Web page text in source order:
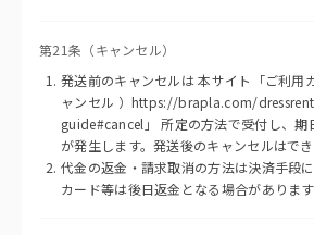
第21条（キャンセル）
発送前のキャンセルは 本サイト「ご利用
ャンセル ）https://brapla.com/
guide#cancel」 所定の方法で受付し、期
が発生します。発送後のキャンセルはでき
代金の返金・請求取消の方法は決済手段
カード等は後日返金となる場合があります